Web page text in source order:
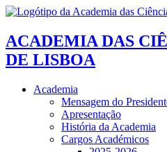
ACADEMIA DAS
DE LISBOA
Academia
Mensagem do
Apresentação
História da Academia
Cargos Académicos